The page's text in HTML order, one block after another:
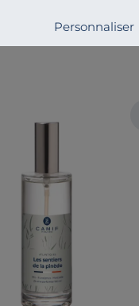
Personnaliser